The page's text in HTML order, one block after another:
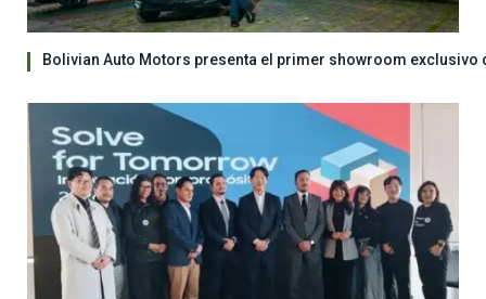
Bolivian Auto Motors presenta el primer showroom